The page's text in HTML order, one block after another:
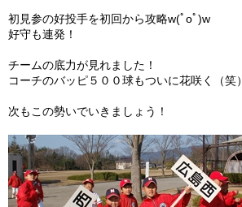
初見参の好投手を初回から攻略w(ﾟoﾟ)w
好守も連発！
チームの底力が見れました！
コーチのバッピ５００球もついに花咲く（笑）
次もこの勢いでいきましょう！